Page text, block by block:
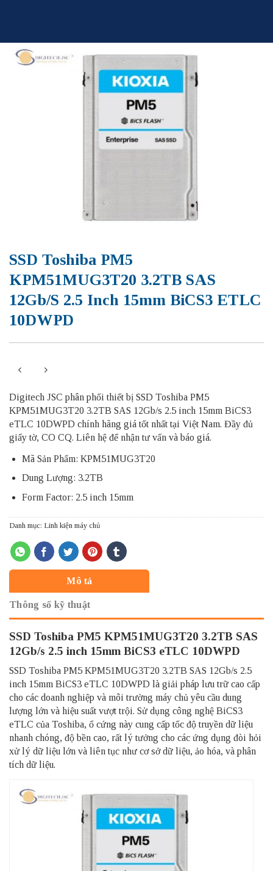
SSD Toshiba PM5
KPM51MUG3T20 3.2TB SAS
12Gb/s 2.5 Inch 15mm BiCS3 ETLC
10DWPD
Digitech JSC phân phối thiết bị SSD Toshiba PM5
KPM51MUG3T20 3.2TB SAS 12Gb/s 2.5 inch 15mm BiCS3
eTLC 10DWPD chính hãng giá tốt nhất tại Việt Nam. Đầy đủ
giấy tờ, CO CQ. Liên hệ để nhận tư vấn và báo giá.
Mã Sản Phẩm: KPM51MUG3T20
Dung Lượng: 3.2TB
Form Factor: 2.5 inch 15mm
Danh mục: Linh kiện máy chủ
Mô tả
Thông số kỹ thuật
SSD Toshiba PM5 KPM51MUG3T20 3.2TB SAS
12Gb/s 2.5 inch 15mm BiCS3 eTLC 10DWPD
SSD Toshiba PM5 KPM51MUG3T20 3.2TB SAS 12Gb/s 2.5
inch 15mm BiCS3 eTLC 10DWPD là giải pháp lưu trữ cao cấp
cho các doanh nghiệp và môi trường máy chủ yêu cầu dung
lượng lớn và hiệu suất vượt trội. Sử dụng công nghệ BiCS3
eTLC của Toshiba, ổ cứng này cung cấp tốc độ truyền dữ liệu
nhanh chóng, độ bền cao, rất lý tưởng cho các ứng dụng đòi hỏi
xử lý dữ liệu lớn và liên tục như cơ sở dữ liệu, ảo hóa, và phân
tích dữ liệu.